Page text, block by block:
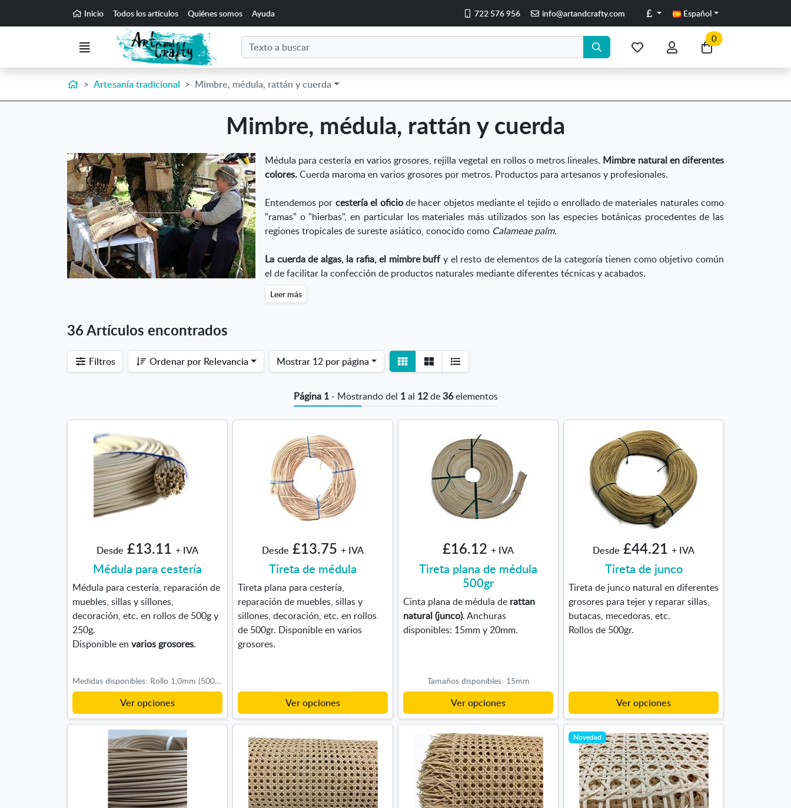
Ir al contenido principal de la página
Inicio Todos los artículos Quiénes somos Ayuda 722 576 956 info@artandcrafty.com Libras Español
Menú Buscar
artículoscuenta
Ir
a
compra
0
InicioArtesanía tradicional Mimbre, médula, rattán y cuerda
Mimbre, médula, rattán y cuerda
Médula para cestería en varios grosores, rejilla vegetal en rollos o metros lineales. Mimbre natural en diferentes
colores.Cuerda maroma en varios grosores por metros. Productos para artesanos y profesionales.
Entendemos por cestería el oficiode hacer objetos mediante el tejido o enrollado de materiales naturales como
"ramas" o "hierbas", en particular los materiales más utilizados son las especies botánicas procedentes de las
regiones tropicales de sureste asiático, conocido como Calameae palm.
La cuerda de algas, la rafia, el mimbre buff y el resto de elementos de la categoría tienen como objetivo común
el de facilitar la confección de productos naturales mediante diferentes técnicas y acabados.
Leer más
36 Artículos encontrados
Filtros Ordenar por Relevancia Mostrar 12 por página
detallelistado
Página 1- Mostrando del 1al 12de36elementos
Desde £13.11 + IVA
Médula para cestería
Médula para cestería, reparación de
muebles, sillas y sillones,
decoración, etc. en rollos de 500g y
250g.
Disponible en varios grosores.
Medidas disponibles: Rollo 1,0mm (500g), Rollo 1,5mm (500g), Rollo 2,0mm (500g), Rollo 2,5mm (500g), Rollo 3,0mm (500g), Rollo 3,5mm (500g), Rollo 4,0mm (500g), Rollo 4,5mm (500g), Rollo 5,0mm (500g), Rollo 6,0mm (500g), Rollo 6mm (250g), Rollo 7mm (250g), Rollo 8,0mm (250g)
Ver opciones
Desde £13.75 + IVA
Tireta de médula
Tireta plana para cestería,
reparación de muebles, sillas y
sillones, decoración, etc. en rollos
de 500gr. Disponible en varios
grosores.
Ver opciones
£16.12 + IVA
Tireta plana de médula
500gr
Cinta plana de médula de rattan
natural (junco). Anchuras
disponibles: 15mm y 20mm.
Tamaños disponibles: 15mm
Ver opciones
Desde £44.21 + IVA
Tireta de junco
Tireta de junco natural en diferentes
grosores para tejer y reparar sillas,
butacas, mecedoras, etc.
Rollos de 500gr.
Ver opciones
Novedad